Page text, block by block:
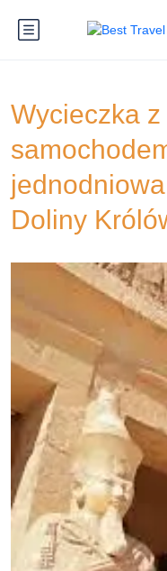
Wycieczka
Doliny